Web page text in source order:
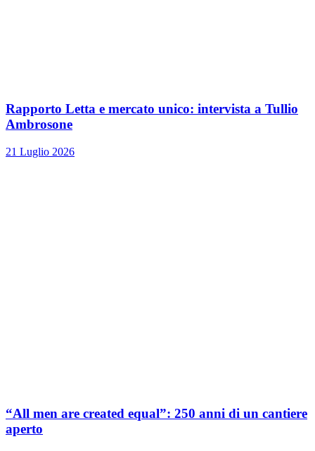
Rapporto Letta e mercato unico: intervista a Tullio
Ambrosone
21 Luglio 2026
“All men are created equal”: 250 anni di un cantiere
aperto